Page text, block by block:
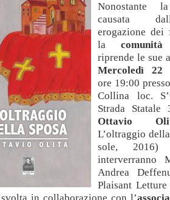
Nonostante
causata
erogazione
la
riprende le sue
Mercoledì 22
ore 19:00
Collina loc.
Strada
Ottavio
L’oltraggio
sole,
interverranno
Andrea
Plaisant